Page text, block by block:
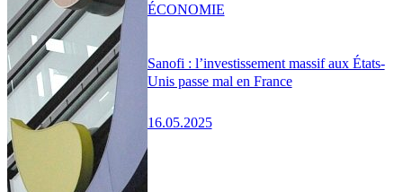
Sanofi : l’investissement massif aux États-
Unis passe mal en France
16.05.2025
ÉCONOMIE